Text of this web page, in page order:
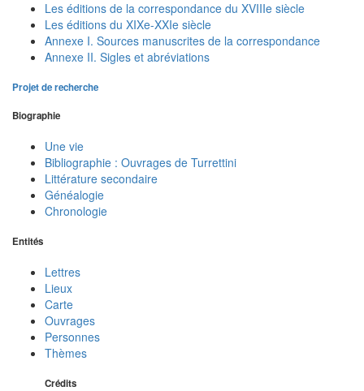
Les éditions de la correspondance du XVIIIe siècle
Les éditions du XIXe-XXIe siècle
Annexe I. Sources manuscrites de la correspondance
Annexe II. Sigles et abréviations
Projet de recherche
Biographie
Une vie
Bibliographie : Ouvrages de Turrettini
Littérature secondaire
Généalogie
Chronologie
Entités
Lettres
Lieux
Carte
Ouvrages
Personnes
Thèmes
Crédits